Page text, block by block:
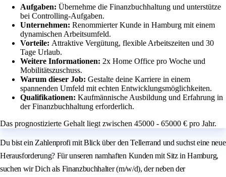
Aufgaben: Übernehme die Finanzbuchhaltung und unterstütze
bei Controlling-Aufgaben.
Unternehmen: Renommierter Kunde in Hamburg mit einem
dynamischen Arbeitsumfeld.
Vorteile: Attraktive Vergütung, flexible Arbeitszeiten und 30
Tage Urlaub.
Weitere Informationen: 2x Home Office pro Woche und
Mobilitätszuschuss.
Warum dieser Job: Gestalte deine Karriere in einem
spannenden Umfeld mit echten Entwicklungsmöglichkeiten.
Qualifikationen: Kaufmännische Ausbildung und Erfahrung in
der Finanzbuchhaltung erforderlich.
Das prognostizierte Gehalt liegt zwischen 45000 - 65000 € pro Jahr.
Du bist ein Zahlenprofi mit Blick über den Tellerrand und suchst eine neue
Herausforderung? Für unseren namhaften Kunden mit Sitz in Hamburg,
suchen wir Dich als Finanzbuchhalter (m/w/d), der neben der